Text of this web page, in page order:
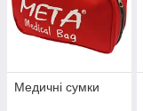
Медичні сумки